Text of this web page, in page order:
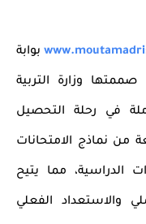
بوابة
وزارة التربية
في رحلة التحصيل
من نماذج الامتحانات
الدراسية، مما يتيح
والاستعداد الفعلي